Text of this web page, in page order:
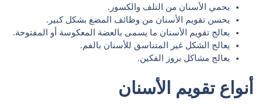
يحمي الأسنان من التلف والكسور.
يحسن تقويم الأسنان من وظائف المضغ بشكل كبير.
يعالج تقويم الأسنان ما يسمى بالعضة المعكوسة أو المفتوحة.
يعالج الشكل غير المتناسق للأسنان بالفم.
يعالج مشاكل بروز الفكين.
أنواع تقويم الأسنان